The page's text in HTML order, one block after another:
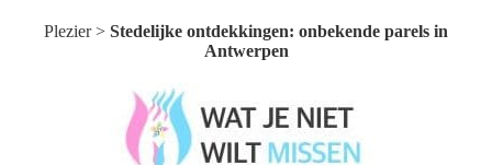
Plezier> Stedelijke ontdekkingen: onbekende parels in
Antwerpen